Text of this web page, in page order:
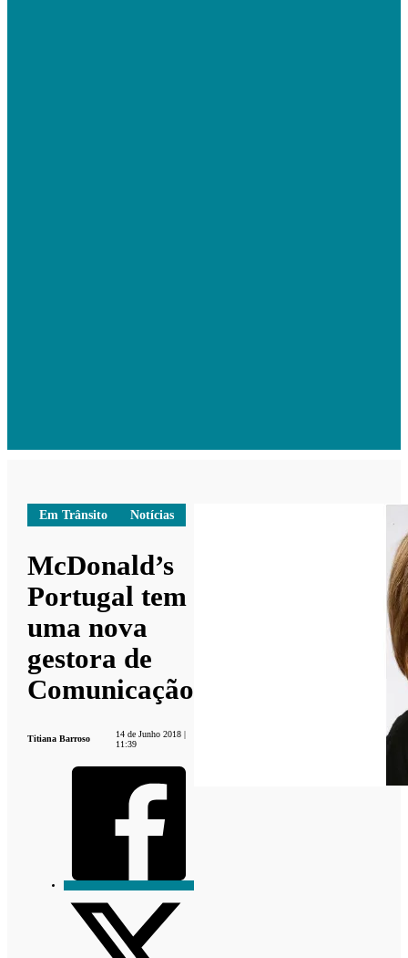
Em Trânsito Notícias
McDonald’s
Portugal tem
uma nova
gestora de
Comunicação
Titiana Barroso
14 de Junho 2018 |
11:39